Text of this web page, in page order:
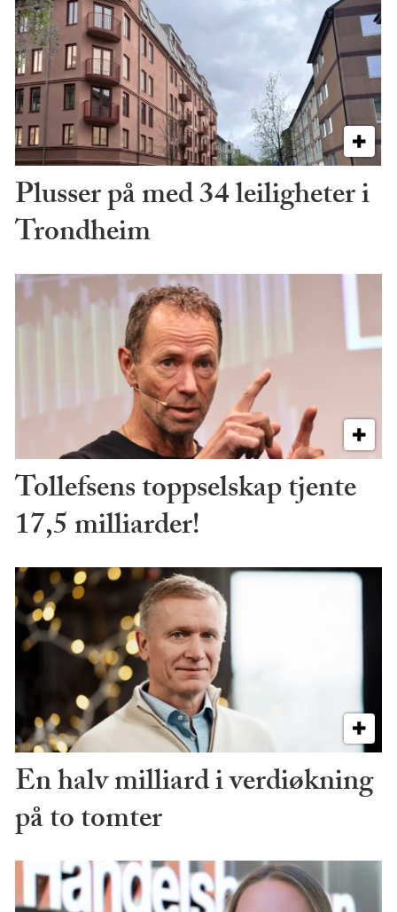
Plusser på med 34 leiligheter i
Trondheim
Tollefsens toppselskap tjente
17,5 milliarder!
En halv milliard i verdiøkning
på to tomter